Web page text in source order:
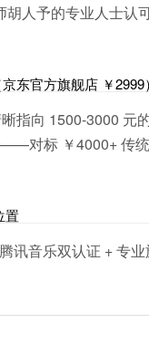
人予的专业人士认
东官方旗舰店 ￥2999
指向 1500-3000
——对标 ￥4000+ 传统
置
讯音乐双认证 +